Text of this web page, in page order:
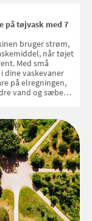
på tøjvask med 7
bruger strøm,
når tøjet
Med små
dine vaskevaner
på elregningen,
vand og sæbe
at spare penge på